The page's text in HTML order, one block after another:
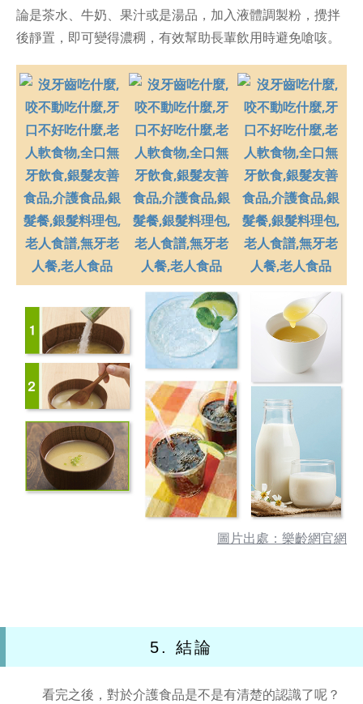
論是茶水、牛奶、果汁或是湯品，加入液體調製粉，攪拌
後靜置，即可變得濃稠，有效幫助長輩飲用時避免嗆咳。
圖片出處：樂齡網官網
5. 結論
看完之後，對於介護食品是不是有清楚的認識了呢？